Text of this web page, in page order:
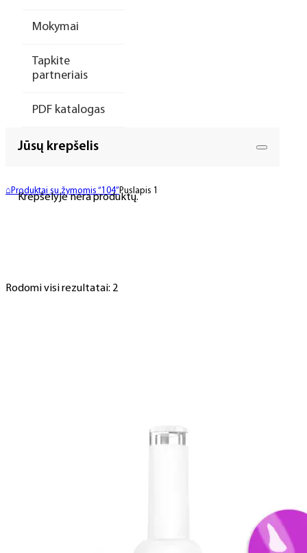
Mokymai
Tapkite
partneriais
PDF katalogas
Jūsų krepšelis
Krepšelyje nėra produktų.
⌂ Produktai su žymomis “104” Puslapis 1
Rodomi visi rezultatai: 2